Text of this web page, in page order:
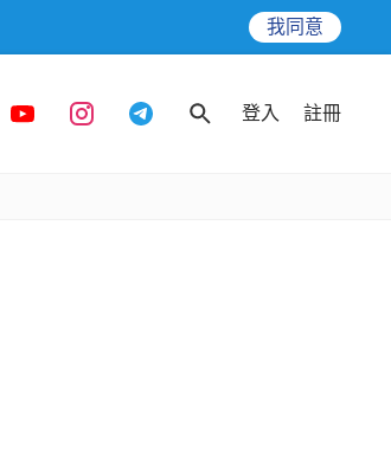
我同意
登入 註冊